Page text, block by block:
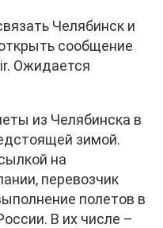
Челябинск и
сообщение
Ожидается
из Челябинска в
зимой.
на
перевозчик
полетов в
В их числе –